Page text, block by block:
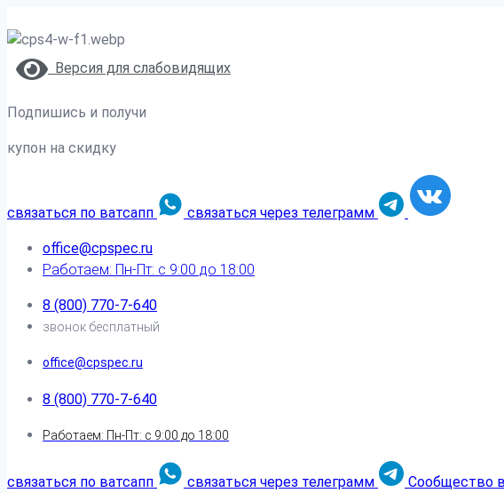
Версия для слабовидящих
Подпишись и получи
купон на скидку
связаться по ватсапп связаться через телеграмм
office@cpspec.ru
Работаем: Пн-Пт: с 9:00 до 18:00
8 (800) 770-7-640
звонок бесплатный
office@cpspec.ru
8 (800) 770-7-640
Работаем: Пн-Пт: с 9:00 до 18:00
связаться по ватсапп связаться через телеграмм Сообщество